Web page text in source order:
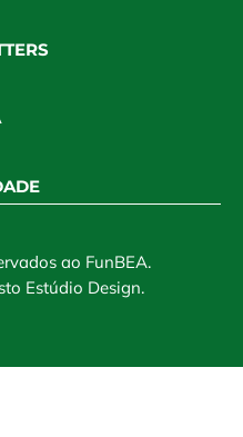
ao FunBEA.
Estúdio Design.